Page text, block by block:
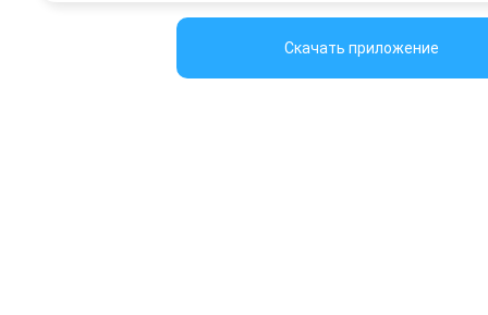
Скачать приложение